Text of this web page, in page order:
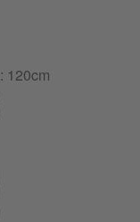
: 120cm